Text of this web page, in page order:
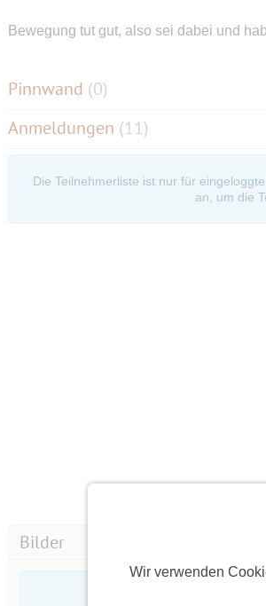
Wir verwenden
Bewegung tut gut, also sei dabei und
Pinnwand (0)
Anmeldungen (11)
Die Teilnehmerliste ist nur für
an, um die
Bilder